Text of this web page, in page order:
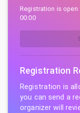
Registration is open
00:00
Registration
Registration is
you can send a
organizer will